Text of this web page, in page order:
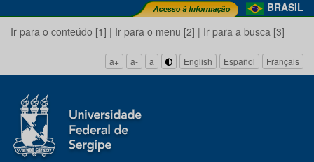
BRASIL
Ir para o conteúdo [1] | Ir para o menu [2] | Ir para a busca [3]
a+ a- a English Español Français